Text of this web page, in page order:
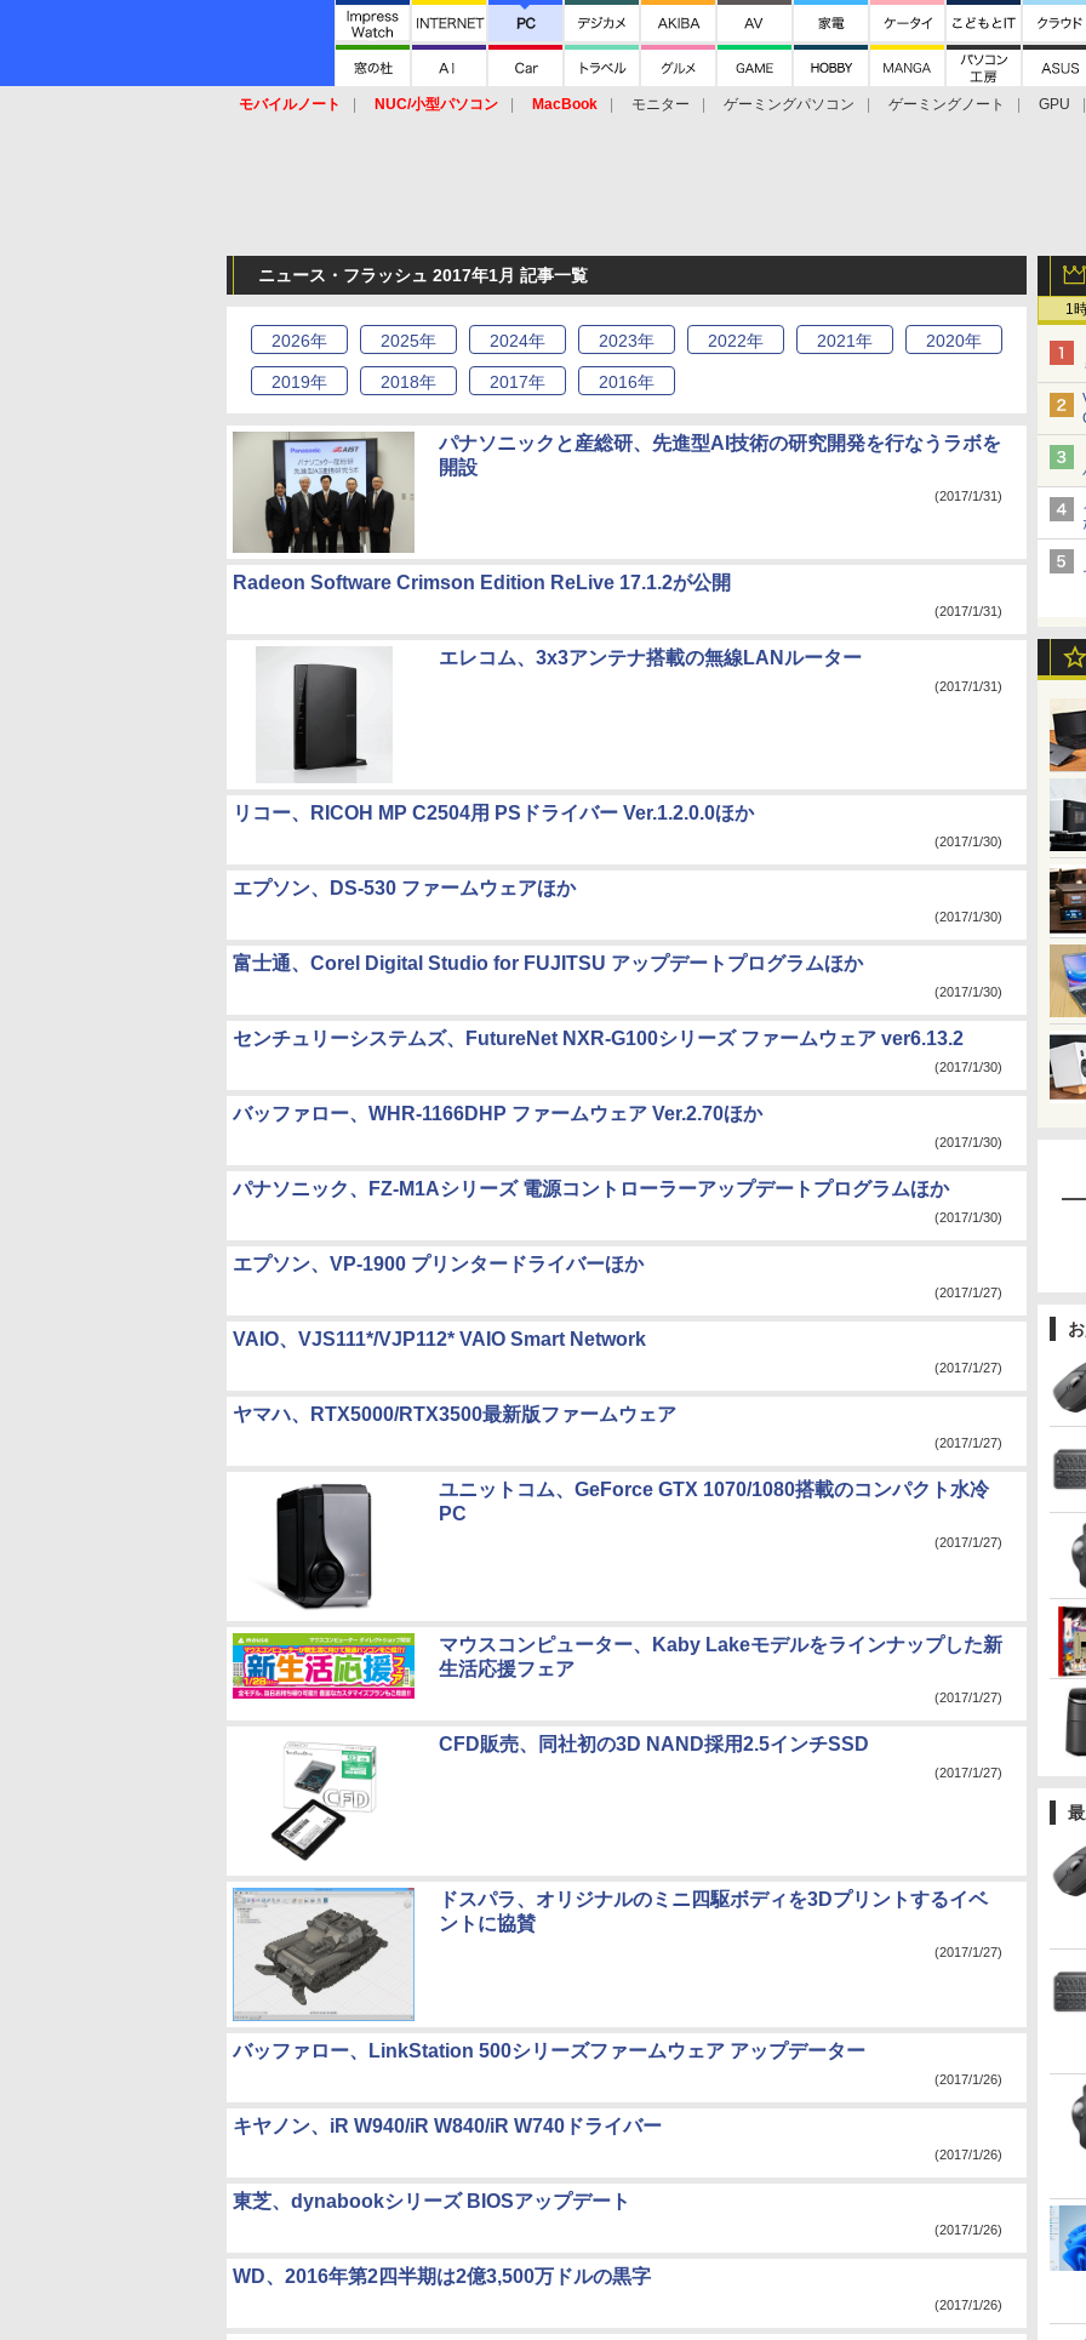
モバイルノート NUC/小型パソコン MacBook モニター ゲーミングパソコン ゲーミングノート
GPU
1
ニュース・フラッシュ 2017年1月 記事一覧
2026年 2025年 2024年 2023年 2022年 2021年 2020年
2019年 2018年 2017年 2016年
パナソニックと産総研、先進型AI技術の研究開発を行なうラボを
開設
(2017/1/31)
Radeon Software Crimson Edition ReLive 17.1.2が公開
(2017/1/31)
エレコム、3x3アンテナ搭載の無線LANルーター
(2017/1/31)
リコー、RICOH MP C2504用 PSドライバー Ver.1.2.0.0ほか
(2017/1/30)
エプソン、DS-530 ファームウェアほか
(2017/1/30)
富士通、Corel Digital Studio for FUJITSU アップデートプログラムほか
(2017/1/30)
センチュリーシステムズ、FutureNet NXR-G100シリーズ ファームウェア ver6.13.2
(2017/1/30)
バッファロー、WHR-1166DHP ファームウェア Ver.2.70ほか
(2017/1/30)
パナソニック、FZ-M1Aシリーズ 電源コントローラーアップデートプログラムほか
(2017/1/30)
エプソン、VP-1900 プリンタードライバーほか
(2017/1/27)
VAIO、VJS111*/VJP112* VAIO Smart Network
(2017/1/27)
ヤマハ、RTX5000/RTX3500最新版ファームウェア
(2017/1/27)
ユニットコム、GeForce GTX 1070/1080搭載のコンパクト水冷
PC
(2017/1/27)
マウスコンピューター、Kaby Lakeモデルをラインナップした新
生活応援フェア
(2017/1/27)
CFD販売、同社初の3D NAND採用2.5インチSSD
(2017/1/27)
ドスパラ、オリジナルのミニ四駆ボディを3Dプリントするイベ
ントに協賛
(2017/1/27)
バッファロー、LinkStation 500シリーズファームウェア アップデーター
(2017/1/26)
キヤノン、iR W940/iR W840/iR W740ドライバー
(2017/1/26)
東芝、dynabookシリーズ BIOSアップデート
(2017/1/26)
WD、2016年第2四半期は2億3,500万ドルの黒字
(2017/1/26)